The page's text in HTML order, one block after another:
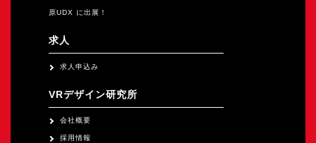
原UDX に出展！
求人
求人申込み
VRデザイン研究所
会社概要
採用情報